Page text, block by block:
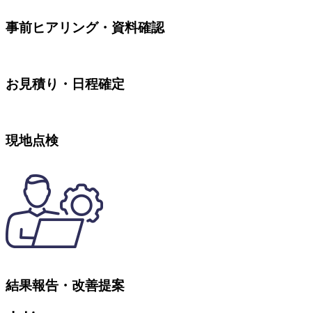
事前ヒアリング・資料確認
お見積り・日程確定
現地点検
結果報告・改善提案